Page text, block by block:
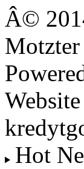
Â©
Hot